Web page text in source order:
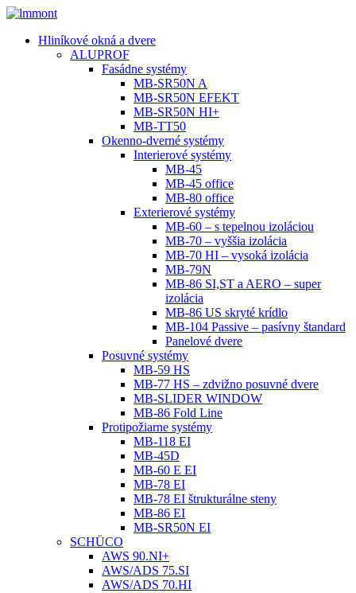
Hliníkové okná a dvere
ALUPROF
Fasádne systémy
MB-SR50N A
MB-SR50N EFEKT
MB-SR50N HI+
MB-TT50
Okenno-dverné systémy
Interierové systémy
MB-45
MB-45 office
MB-80 office
Exterierové systémy
MB-60 – s tepelnou izoláciou
MB-70 – vyššia izolácia
MB-70 HI – vysoká izolácia
MB-79N
MB-86 SI,ST a AERO – super
izolácia
MB-86 US skryté krídlo
MB-104 Passive – pasívny štandard
Panelové dvere
Posuvné systémy
MB-59 HS
MB-77 HS – zdvižno posuvné dvere
MB-SLIDER WINDOW
MB-86 Fold Line
Protipožiarne systémy
MB-118 EI
MB-45D
MB-60 E EI
MB-78 EI
MB-78 EI štrukturálne steny
MB-86 EI
MB-SR50N EI
SCHÜCO
AWS 90.NI+
AWS/ADS 75.SI
AWS/ADS 70.HI